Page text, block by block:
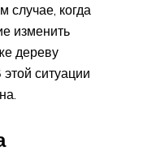
случае, когда
изменить
дереву
ситуации